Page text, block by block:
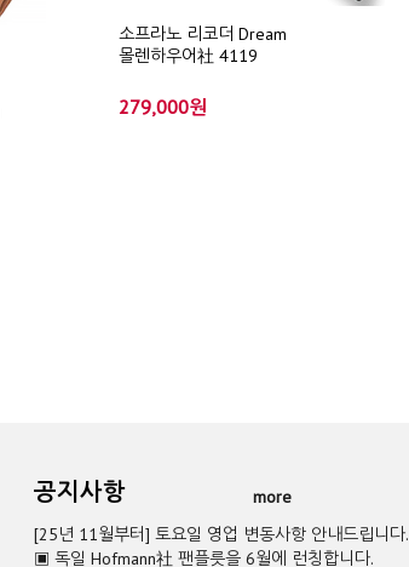
소프라노 리코더 Dream
몰렌하우어社 4119
279,000원
공지사항
more
[25년 11월부터] 토요일 영업 변동사항 안내드립니다.
▣ 독일 Hofmann社 팬플릇을 6월에 런칭합니다.